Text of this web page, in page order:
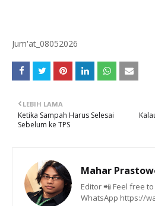
Jum'at_08052026
LEBIH LAMA
Ketika Sampah Harus Selesai
Sebelum ke TPS
Mahar
Editor 📲 Feel free
WhatsApp https://